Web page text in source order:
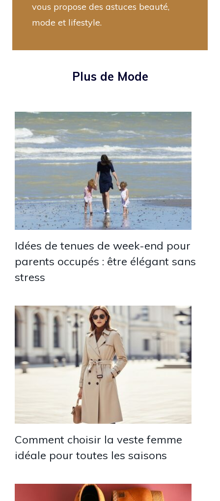
vous propose des astuces beauté,
mode et lifestyle.
Plus de Mode
Idées de tenues de week-end pour
parents occupés : être élégant sans
stress
Comment choisir la veste femme
idéale pour toutes les saisons